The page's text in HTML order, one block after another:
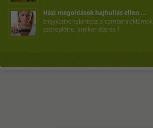
Házi megoldások hajhullás ellen ...
Irigykedve tekintesz a samponreklámok
szereplőire, amikor dús és f